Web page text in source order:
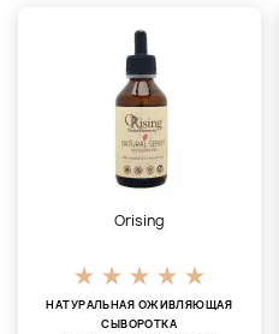
Orising
НАТУРАЛЬНАЯ ОЖИВЛЯЮЩАЯ
СЫВОРОТКА